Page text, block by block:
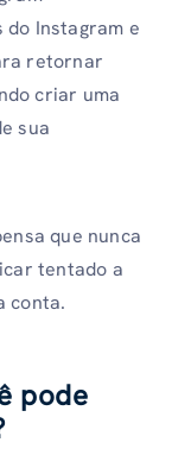
Instagram e
retornar
criar uma
sua
que nunca
tentado a
conta.
pode